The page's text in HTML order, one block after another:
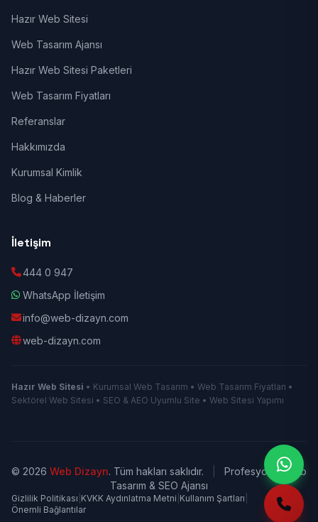
Hazır Web Sitesi
Web Tasarım Ajansı
Hazır Web Sitesi Paketleri
Web Tasarım Fiyatları
Referanslar
Hakkımızda
Kurumsal Kimlik
Blog & Haberler
İletişim
444 0 947
WhatsApp İletişim
info@web-dizayn.com
web-dizayn.com
Hazır Web Sitesi • Kurumsal Web Tasarım • Web Tasarım Fiyatları •
Sektörel Web Sitesi • SEO & AEO Uyumlu Site • Web Sitesi Yapımı
© 2026 Web Dizayn. Tüm hakları saklıdır.
Profesyonel Web
Tasarım & SEO Ajansı
Gizlilik Politikası KVKK Aydınlatma Metni Kullanım Şartları
Önemli Bağlantılar